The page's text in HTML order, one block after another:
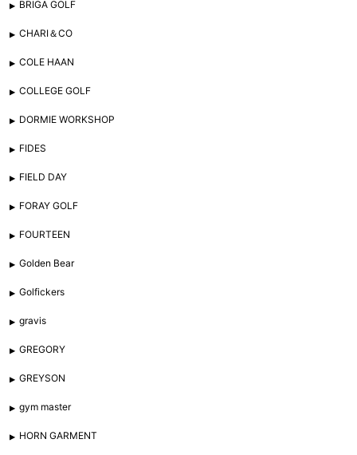
BRIGA GOLF
CHARI＆CO
COLE HAAN
COLLEGE GOLF
DORMIE WORKSHOP
FIDES
FIELD DAY
FORAY GOLF
FOURTEEN
Golden Bear
Golfickers
gravis
GREGORY
GREYSON
gym master
HORN GARMENT